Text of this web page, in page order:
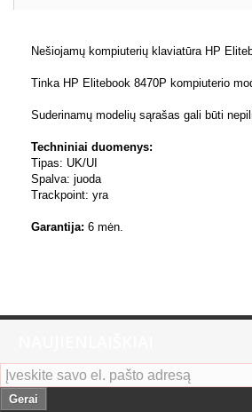
Nešiojamų kompiuterių klaviatūra HP
Tinka HP Elitebook 8470P kompiuterio
Suderinamų modelių sąrašas gali būti
Techniniai duomenys:
Tipas: UK/UI
Spalva: juoda
Trackpoint: yra
Garantija: 6 mėn.
Gerai